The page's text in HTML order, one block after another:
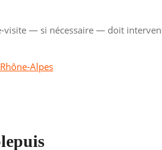
visite — si nécessaire — doit
Alpes